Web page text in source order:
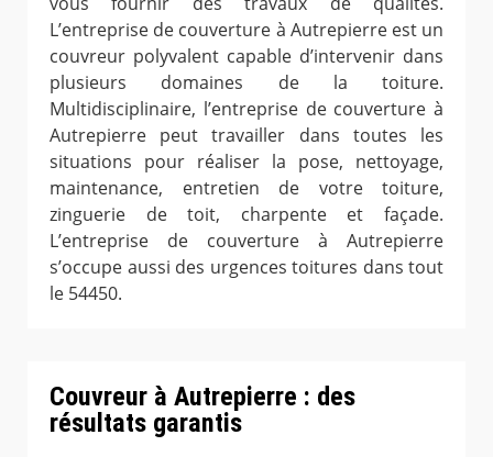
L’entreprise de couverture à Autrepierre est un
couvreur polyvalent capable d’intervenir dans
plusieurs domaines de la toiture.
Multidisciplinaire, l’entreprise de couverture à
Autrepierre peut travailler dans toutes les
situations pour réaliser la pose, nettoyage,
maintenance, entretien de votre toiture,
zinguerie de toit, charpente et façade.
L’entreprise de couverture à Autrepierre
s’occupe aussi des urgences toitures dans tout
le 54450.
Couvreur à Autrepierre : des
résultats garantis